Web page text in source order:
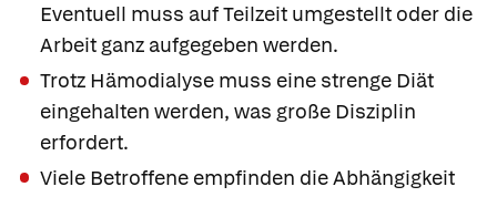
Eventuell muss auf Teilzeit umgestellt oder die
Arbeit ganz aufgegeben werden.
Trotz Hämodialyse muss eine strenge Diät
eingehalten werden, was große Disziplin
erfordert.
Viele Betroffene empfinden die Abhängigkeit